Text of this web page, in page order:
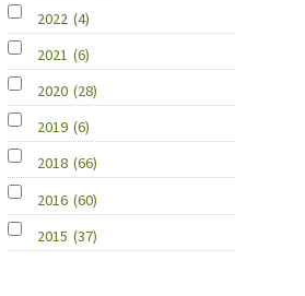
2022 (4)
2021 (6)
2020 (28)
2019 (6)
2018 (66)
2016 (60)
2015 (37)